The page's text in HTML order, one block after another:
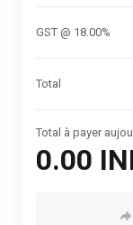
GST @ 18.00%
Total
Total à payer
₹0.00